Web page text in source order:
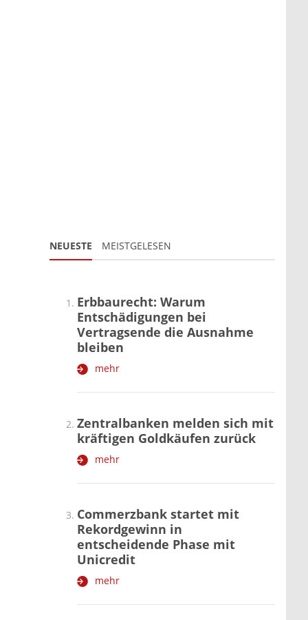
NEUESTE MEISTGELESEN
Erbbaurecht: Warum
Entschädigungen bei
Vertragsende die Ausnahme
bleiben
mehr
Zentralbanken melden sich mit
kräftigen Goldkäufen zurück
mehr
Commerzbank startet mit
Rekordgewinn in
entscheidende Phase mit
Unicredit
mehr